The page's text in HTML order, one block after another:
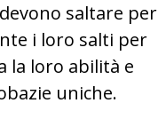
saltare per
i loro salti per
la loro abilità e
uniche.